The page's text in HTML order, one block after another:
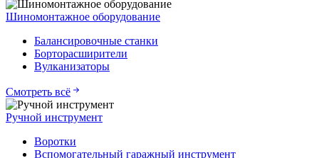
Шиномонтажное оборудование
Балансировочные станки
Борторасширители
Вулканизаторы
Смотреть всё
Ручной инструмент
Воротки
Вспомогательный гаражный инструмент